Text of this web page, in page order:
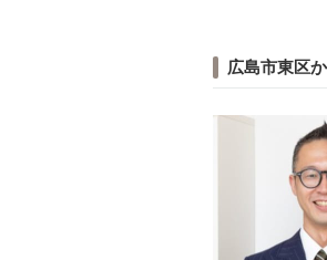
広島市東区